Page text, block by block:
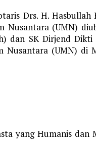
Drs. H.
Nusantara (UMN)
dan SK Dirjend
Nusantara (UMN) di
yang Humanis